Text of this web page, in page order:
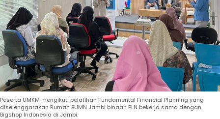
Peserta UMKM mengikuti pelatihan Fundamental Financial Planning yang
diselenggarakan Rumah BUMN Jambi binaan PLN bekerja sama dengan
Bigshop Indonesia di Jambi.